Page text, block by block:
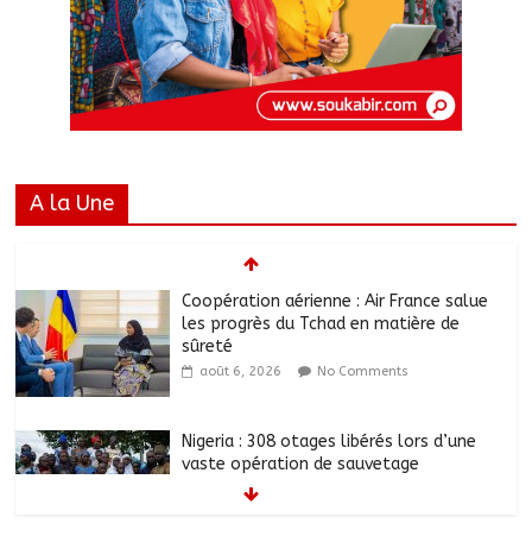
A la Une
Coopération aérienne : Air France salue
les progrès du Tchad en matière de
sûreté
août 6, 2026 No Comments
Nigeria : 308 otages libérés lors d’une
vaste opération de sauvetage
août 6, 2026